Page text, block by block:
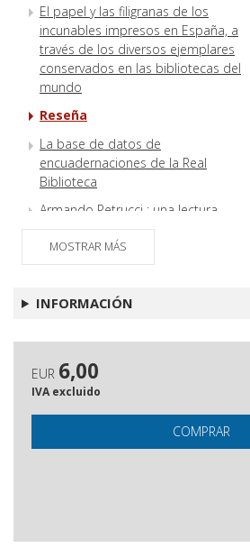
El papel y las filigranas de los
incunables impresos en España, a
través de los diversos ejemplares
conservados en las bibliotecas del
mundo
Reseña
La base de datos de
encuadernaciones de la Real
Biblioteca
Armando Petrucci : una lectura
paleográfica desde España
Lectura ; Consejo y Órgano de
Gobierno del CiLengua
La muerte de Sir Thomas Overbuiy y
doce grabados ingleses en la
librería del conde de Gondomar :
láminas 8-12
MOSTRAR MÁS
INFORMACIÓN
EUR 6,00
IVA excluido
COMPRAR